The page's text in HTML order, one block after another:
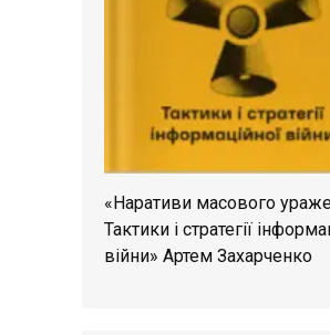
«Наративи масового
Тактики і стратегії
війни» Артем Захарченко